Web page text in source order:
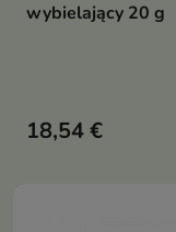
wybielający 20 g
18,54 €